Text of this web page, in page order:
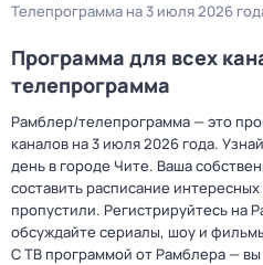
Телепрограмма на 3 июля 2026
Программа для всех
телепрограмма
Рамблер/телепрограмма — это
каналов на 3 июля 2026 года.
день в городе Чите. Ваша
составить расписание
пропустили. Регистрируйтесь на
обсуждайте сериалы, шоу и
С ТВ программой от Рамблера —